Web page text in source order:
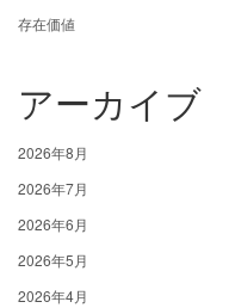
存在価値
アーカイブ
2026年8月
2026年7月
2026年6月
2026年5月
2026年4月